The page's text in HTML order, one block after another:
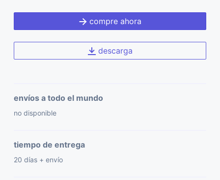
compre ahora
descarga
envíos a todo el mundo
no disponible
tiempo de entrega
20 días + envío